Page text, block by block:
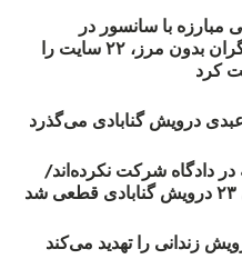
جهانی مبارزه با سانسور در
اینترنت: #آزادی هم‌آیند گزارشگران‌ بدون مرز، ۲۲ سایت را
کرد
درویش گنابادی می‌گذرد
که در دادگاه شرکت نکرده‌اند/
زندانی را تهدید می‌کند